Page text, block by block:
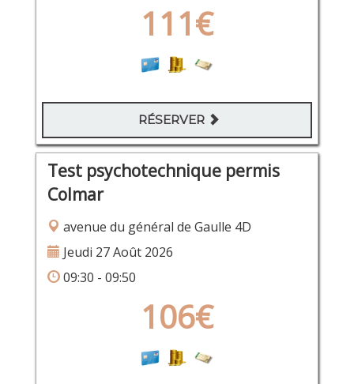
111€
RÉSERVER
Test psychotechnique permis
Colmar
avenue du général de Gaulle 4D
Jeudi 27 Août 2026
09:30 - 09:50
106€